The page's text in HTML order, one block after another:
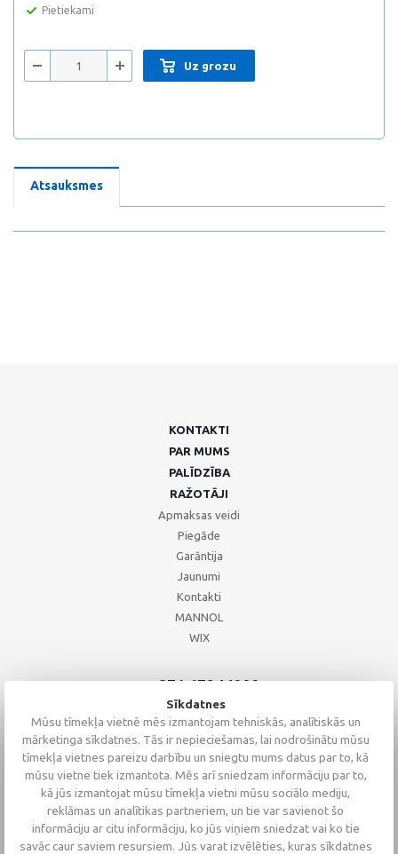
Pietiekami
Uz grozu
Atsauksmes
KONTAKTI
PAR MUMS
PALĪDZĪBA
RAŽOTĀJI
Apmaksas veidi
Piegāde
Garāntija
Jaunumi
Kontakti
MANNOL
WIX
+371 67244008
+371 67271055
+371 26002793
Sīkdatnes
Mūsu tīmekļa vietnē mēs izmantojam tehniskās, analītiskās un
mārketinga sīkdatnes. Tās ir nepieciešamas, lai nodrošinātu mūsu
tīmekļa vietnes pareizu darbību un sniegtu mums datus par to, kā
mūsu vietne tiek izmantota. Mēs arī sniedzam informāciju par to,
kā jūs izmantojat mūsu tīmekļa vietni mūsu sociālo mediju,
reklāmas un analītikas partneriem, un tie var savienot šo
informāciju ar citu informāciju, ko jūs viņiem sniedzat vai ko tie
savāc caur saviem resursiem. Jūs varat izvēlēties, kuras sīkdatnes